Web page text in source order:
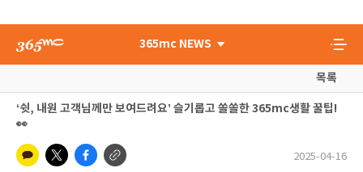
365mc NEWS
목록
‘쉿, 내원 고객님께만 보여드려요’ 슬기롭고 쏠쏠한 365mc생활 꿀팁!
👀
2025-04-16